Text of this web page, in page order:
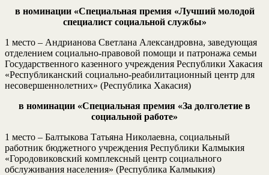
в номинации «Специальная премия «Лучший молодой
специалист социальной службы»
1 место – Андрианова Светлана Александровна, заведующая
отделением социально-правовой помощи и патронажа семьи
Государственного казенного учреждения Республики Хакасия
«Республиканский социально-реабилитационный центр для
несовершеннолетних» (Республика Хакасия)
в номинации «Специальная премия «За долголетие в
социальной работе»
1 место – Балтыкова Татьяна Николаевна, социальный
работник бюджетного учреждения Республики Калмыкия
«Городовиковский комплексный центр социального
обслуживания населения» (Республика Калмыкия)